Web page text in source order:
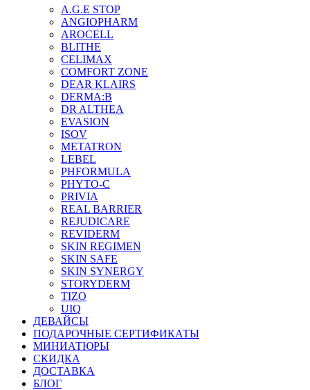
A.G.E STOP
ANGIOPHARM
AROCELL
BLITHE
CELIMAX
COMFORT ZONE
DEAR KLAIRS
DERMA:B
DR ALTHEA
EVASION
ISOV
METATRON
LEBEL
PHFORMULA
PHYTO-C
PRIVIA
REAL BARRIER
REJUDICARE
REVIDERM
SKIN REGIMEN
SKIN SAFE
SKIN SYNERGY
STORYDERM
TIZO
UIQ
ДЕВАЙСЫ
ПОДАРОЧНЫЕ СЕРТИФИКАТЫ
МИНИАТЮРЫ
СКИДКА
ДОСТАВКА
БЛОГ